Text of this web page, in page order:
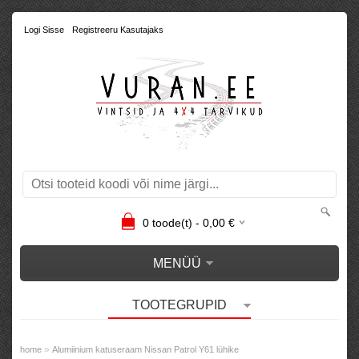
Logi Sisse Registreeru Kasutajaks
0toode(t) - 0,00€
MENÜÜ
TOOTEGRUPID
home » Alumiinium katuseraam Nissan Patrol Y61 lühike